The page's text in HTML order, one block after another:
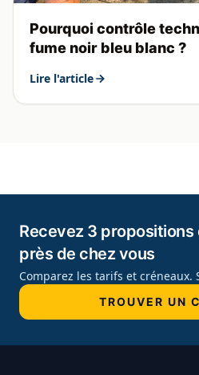
Pourquoi contrôle
fume noir bleu blanc ?
Lire l'article
Recevez 3 propositions
près de chez vous
Comparez les tarifs et créneaux.
TROUVER UN